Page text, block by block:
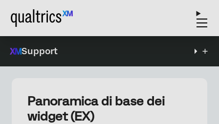
Support
Panoramica di base dei
widget (EX)